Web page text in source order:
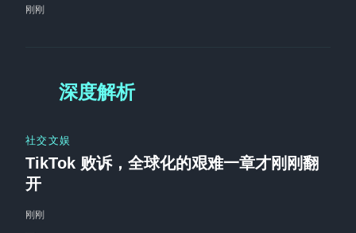
刚刚
深度解析
社交文娱
TikTok 败诉，全球化的艰难一章才刚刚翻
开
刚刚